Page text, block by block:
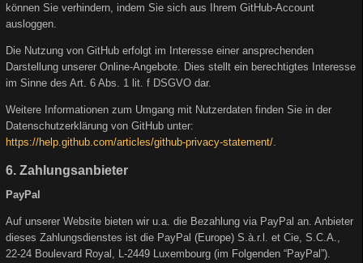
können Sie verhindern, indem Sie sich aus Ihrem GitHub-Account
ausloggen.
Die Nutzung von GitHub erfolgt im Interesse einer ansprechenden
Darstellung unserer Online-Angebote. Dies stellt ein berechtigtes Interesse
im Sinne des Art. 6 Abs. 1 lit. f DSGVO dar.
Weitere Informationen zum Umgang mit Nutzerdaten finden Sie in der
Datenschutzerklärung von GitHub unter:
https://help.github.com/articles/github-privacy-statement/
6. Zahlungsanbieter
PayPal
Auf unserer Website bieten wir u.a. die Bezahlung via PayPal an. Anbieter
dieses Zahlungsdienstes ist die PayPal (Europe) S.à.r.l. et Cie, S.C.A.,
22-24 Boulevard Royal, L-2449 Luxembourg (im Folgenden “PayPal”).